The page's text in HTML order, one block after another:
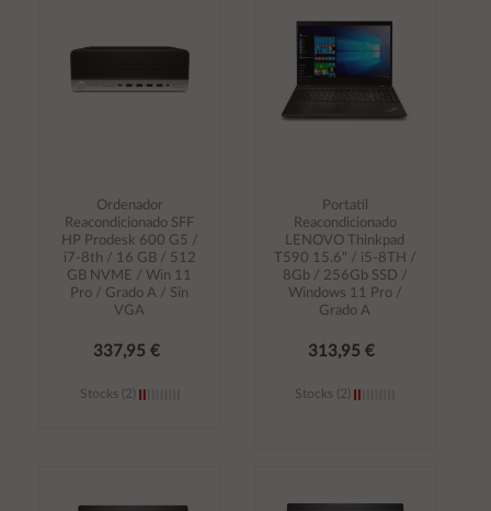
Ordenador
Reacondicionado SFF
HP Prodesk 600 G5 /
i7-8th / 16 GB / 512
GB NVME / Win 11
Pro / Grado A / Sin
VGA
337,95 €
Stocks (2)
Portatil
Reacondicionado
LENOVO Thinkpad
T590 15.6" / i5-8TH /
8Gb / 256Gb SSD /
Windows 11 Pro /
Grado A
313,95 €
Stocks (2)
carrito